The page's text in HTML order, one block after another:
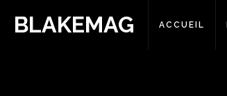
BLAKEMAG ACCUEIL